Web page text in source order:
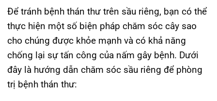
Để tránh bệnh thán thư trên sầu riêng, bạn có thể
thực hiện một số biện pháp chăm sóc cây sao
cho chúng được khỏe mạnh và có khả năng
chống lại sự tấn công của nấm gây bệnh. Dưới
đây là hướng dẫn chăm sóc sầu riêng để phòng
trị bệnh thán thư: